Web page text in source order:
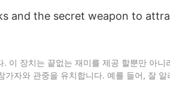
and the secret weapon to
이 장치는 끝없는 재미를 제공 할뿐만 아니
자와 관중을 유치합니다. 예를 들어, 잘 알